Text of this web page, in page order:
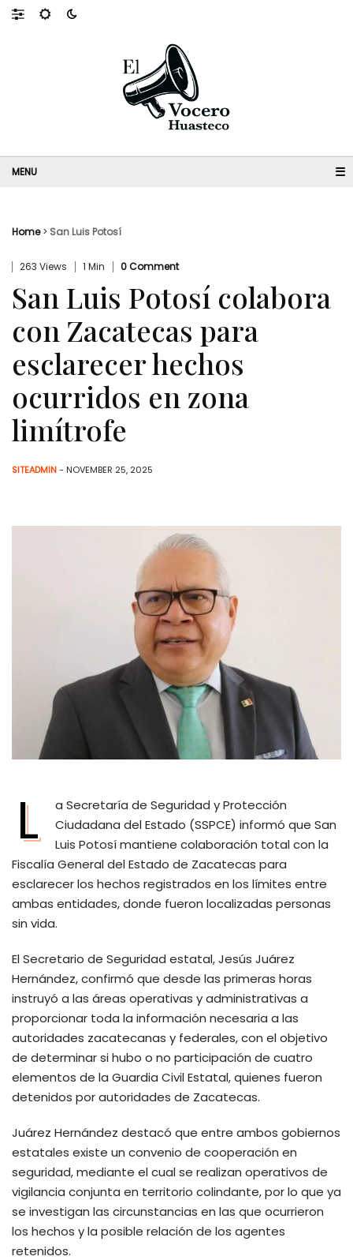
☰
Home> San Luis Potosí
263 Views 1 Min 0 Comment
San Luis Potosí colabora
con Zacatecas para
esclarecer hechos
ocurridos en zona
limítrofe
SITEADMIN- NOVEMBER 25, 2025
L
a Secretaría de Seguridad y Protección
Ciudadana del Estado (SSPCE) informó que San
Luis Potosí mantiene colaboración total con la
Fiscalía General del Estado de Zacatecas para
esclarecer los hechos registrados en los límites entre
ambas entidades, donde fueron localizadas personas
sin vida.
El Secretario de Seguridad estatal, Jesús Juárez
Hernández, confirmó que desde las primeras horas
instruyó a las áreas operativas y administrativas a
proporcionar toda la información necesaria a las
autoridades zacatecanas y federales, con el objetivo
de determinar si hubo o no participación de cuatro
elementos de la Guardia Civil Estatal, quienes fueron
detenidos por autoridades de Zacatecas.
Juárez Hernández destacó que entre ambos gobiernos
estatales existe un convenio de cooperación en
seguridad, mediante el cual se realizan operativos de
vigilancia conjunta en territorio colindante, por lo que ya
se investigan las circunstancias en las que ocurrieron
los hechos y la posible relación de los agentes
retenidos.